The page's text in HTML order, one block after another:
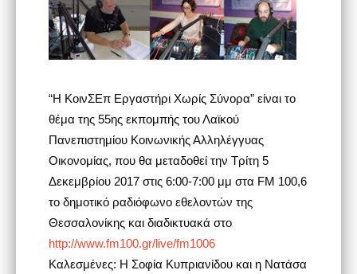
“Η ΚοινΣΕπ Εργαστήρι Χωρίς Σύνορα” είναι το
θέμα της 55ης εκπομπής του Λαϊκού
Πανεπιστημίου Κοινωνικής Αλληλέγγυας
Οικονομίας, που θα μεταδοθεί την Τρίτη 5
Δεκεμβρίου 2017 στις 6:00-7:00 μμ στα FM 100,6
το δημοτικό ραδιόφωνο εθελοντών της
Θεσσαλονίκης και διαδικτυακά στο
http://www.fm100.gr/live/fm1006
Καλεσμένες: Η Σοφία Κυπριανίδου και η Νατάσα